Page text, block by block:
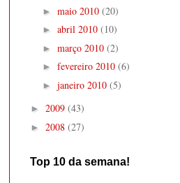
► maio 2010 (20)
► abril 2010 (10)
► março 2010 (2)
► fevereiro 2010 (6)
► janeiro 2010 (5)
► 2009 (43)
► 2008 (27)
Top 10 da semana!